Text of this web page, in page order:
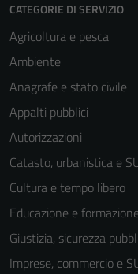
CATEGORIE DI SERVIZIO
Agricoltura e pesca
Ambiente
Anagrafe e stato civile
Appalti pubblici
Autorizzazioni
Catasto, urbanistica e
Cultura e tempo libero
Educazione e
Giustizia, sicurezza
Imprese, commercio e